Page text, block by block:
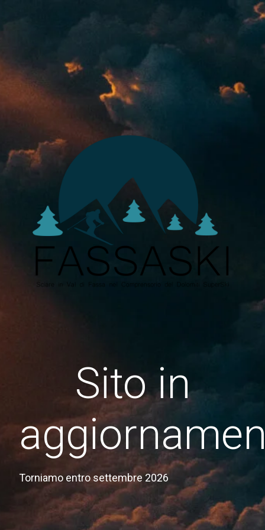
Sito in
Torniamo entro settembre 2026